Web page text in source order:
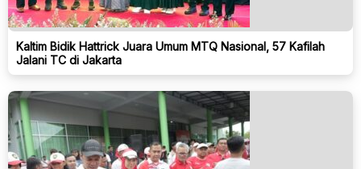
Kaltim Bidik Hattrick Juara Umum MTQ Nasional, 57 Kafilah
Jalani TC di Jakarta